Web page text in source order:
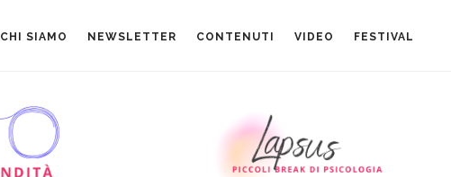
CHI SIAMO NEWSLETTER CONTENUTI VIDEO FESTIVAL